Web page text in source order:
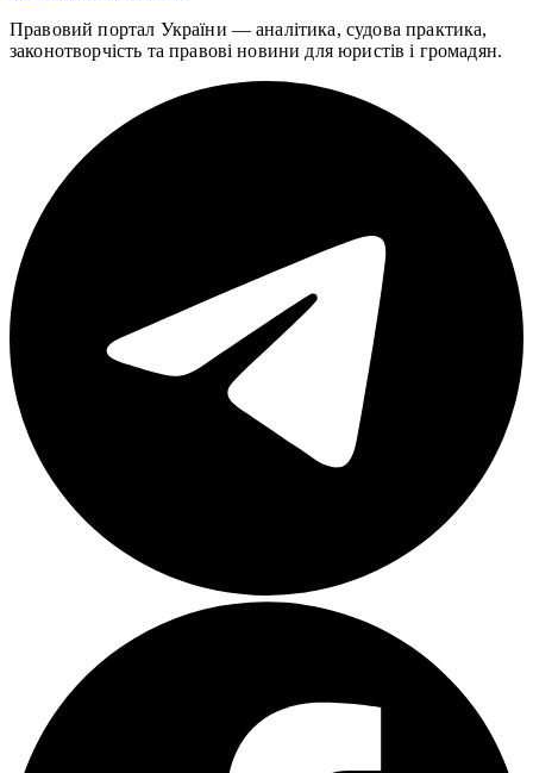
Правовий портал України — аналітика, судова практика,
законотворчість та правові новини для юристів і громадян.